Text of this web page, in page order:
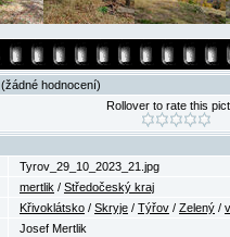
(žádné hodnocení)
Rollover to rate this
Tyrov_29_10_2023_21.jpg
mertlik / Středočeský kraj
Křivoklátsko / Skryje / Týřov / Zelený /
Josef Mertlik